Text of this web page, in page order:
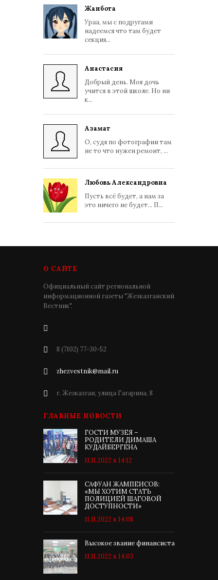
Жанбота
Ураа, мы с подругами
надеемся что там будет
секция...
Анастасия
Добрый день. Моя дочь
учится в этой школе. Но ни
к...
Азамат
О, судя по фотографии там
не то что нужен ремонт, ...
Любовь Александровна
Пусть всё будет, а нам за
это ничего не будет... П...
О САЙТЕ
Официальный сайт региональной
информационной газеты "Жезказганский
Вестник".
8 (7102) 77-30-52
zhezvestnik@mail.ru
г. Жезказган, улица Гагарина, 8
ГЛАВНЫЕ НОВОСТИ
ГОСТИ МУЗЕЯ –
РОДИТЕЛИ ДИМАША
КУДАЙБЕРГЕНА
11.11.2022 в 14:12
САФУАН ЖАМПЕИСОВ:
«МЫ ХОТИМ СТАТЬ
ПОЛИЦИЕЙ ШАГОВОЙ
ДОСТУПНОСТИ»
11.11.2022 в 14:08
Высокое звание финансиста
11.11.2022 в 14:03